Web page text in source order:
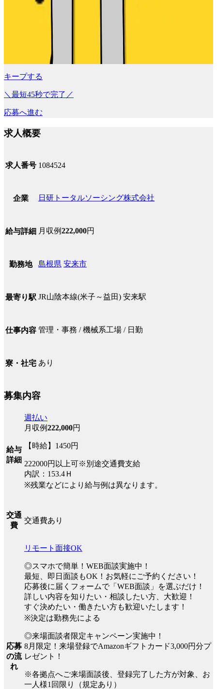
キープする
＼最短45秒で完了／
応募へ進む
求人概要
求人番号 1084524
企業 日研トータルソーシング株式会社
給与詳細 月収例222,000円
勤務地 島根県 安来市
最寄り駅 JR山陰本線(米子～益田) 安来駅
仕事内容 管理・事務 / 機械系工場 / 日勤
寮・社宅 あり
募集内容
給与
詳細
週払い
月収例222,000円
【時給】1450円
222000円以上可※別途交通費支給
内訳：153.4Ｈ
※残業などにより給与例は異なります。
交通
費
交通費あり
応募
の流
れ
リモート面接OK
◎スマホで簡単！WEB面談実施中！
最短、即日面談もOK！お気軽にご予約ください！
応募後に届くフォームで「WEB面談」を選ぶだけ！
詳しい内容を知りたい・相談したい方、大歓迎！
すぐ決めたい・働きたい方も歓迎いたします！
※決定は勤務先による
◎来場面談者限定キャンペーン実施中！
8月限定！来場登録でAmazonギフトカード3,000円分プ
レゼント！
※各拠点へご来場面談後、登録完了した方が対象、お
一人様1回限り（規定あり）